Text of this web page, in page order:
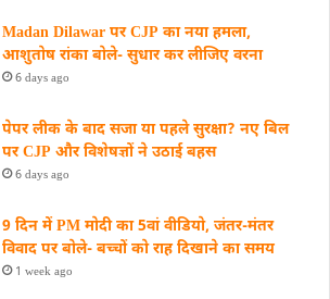
Madan Dilawar पर CJP का नया हमला,
आशुतोष रांका बोले- सुधार कर लीजिए वरना
6 days ago
पेपर लीक के बाद सजा या पहले सुरक्षा? नए बिल
पर CJP और विशेषज्ञों ने उठाई बहस
6 days ago
9 दिन में PM मोदी का 5वां वीडियो, जंतर-मंतर
विवाद पर बोले- बच्चों को राह दिखाने का समय
1 week ago